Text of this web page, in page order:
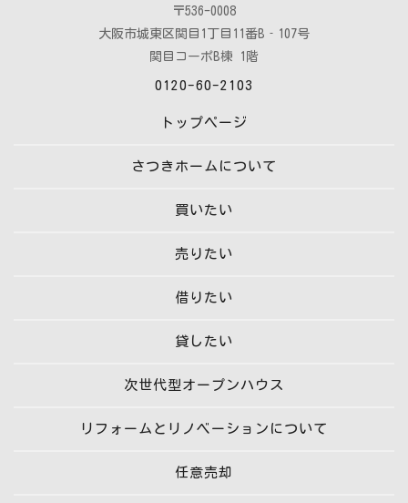
〒536-0008
大阪市城東区関目1丁目11番B‐107号
関目コーポB棟 1階
0120-60-2103
トップページ
さつきホームについて
買いたい
売りたい
借りたい
貸したい
次世代型オープンハウス
リフォームとリノベーションについて
任意売却